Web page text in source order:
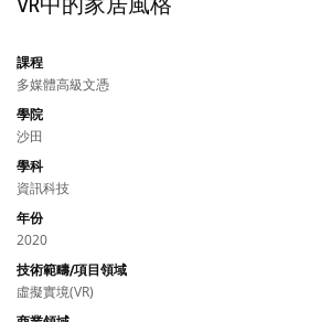
課程
多媒體高級文憑
學院
沙田
學科
資訊科技
年份
2020
技術範疇/項目領域
虛擬實境(VR)